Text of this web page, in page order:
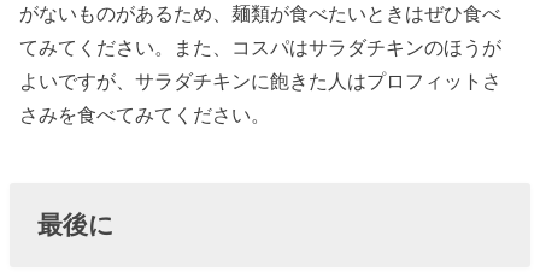
がないものがあるため、麺類が食べたいときはぜひ食べ
てみてください。また、コスパはサラダチキンのほうが
よいですが、サラダチキンに飽きた人はプロフィットさ
さみを食べてみてください。
最後に